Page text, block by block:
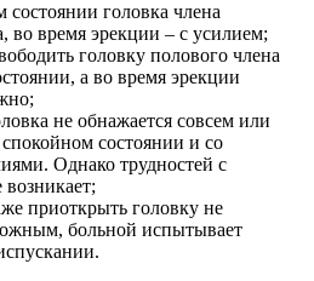
состоянии головка члена
во время эрекции – с усилием;
головку полового члена
а во время эрекции
не обнажается совсем или
состоянии и со
Однако трудностей с
приоткрыть головку не
больной испытывает